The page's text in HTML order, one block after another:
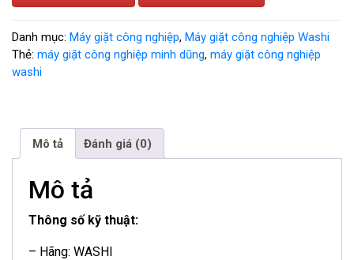
Danh mục: Máy giặt công nghiệp, Máy giặt công nghiệp Washi
Thẻ: máy giặt công nghiệp minh dũng, máy giặt công nghiệp
washi
Mô tả Đánh giá (0)
Mô tả
Thông số kỹ thuật:
– Hãng: WASHI